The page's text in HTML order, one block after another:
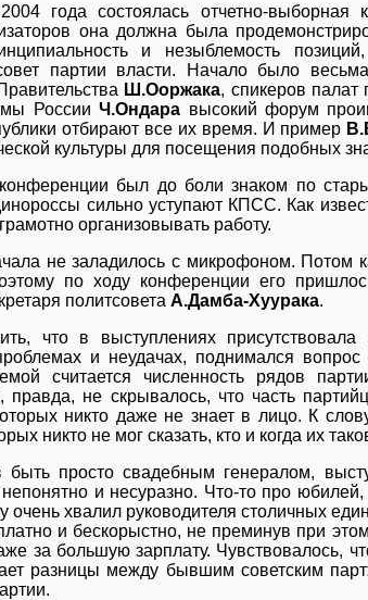
года состоялась отчетно-выборная
она должна была
и незыблемость
партии власти. Начало было
Ш.Ооржака, спикеров палат
РоссииЧ.Ондара высокий форум
отбирают все их время. И пример
культуры для посещения подобных
был до боли знаком по
сильно уступают КПСС. Как
организовывать работу.
не заладилось с микрофоном. Потом
по ходу конференции его
политсовета А.Дамба-Хуурака.
что в выступлениях
и неудачах, поднимался
считается численность рядов
правда, не скрывалось, что часть
никто даже не знает в лицо. К
никто не мог сказать, кто и когда их
быть просто свадебным генералом,
непонятно и несуразно. Что-то про
очень хвалил руководителя столичных
и бескорыстно, не преминув при
за большую зарплату. Чувствовалось,
разницы между бывшим советским